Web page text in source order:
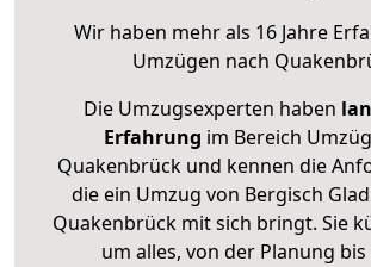
Wir haben mehr als 16 Jahre
Umzügen nach
Die Umzugsexperten haben
Erfahrung im Bereich
Quakenbrück und kennen die
die ein Umzug von Bergisch
Quakenbrück mit sich bringt. Sie
um alles, von der Planung